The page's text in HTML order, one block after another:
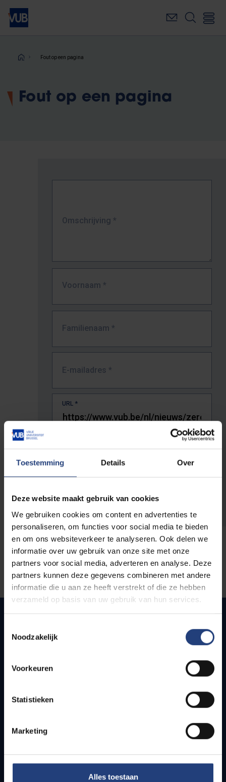
Toestemming Details Over
Deze website maakt gebruik van cookies
We gebruiken cookies om content en advertenties te
personaliseren, om functies voor social media te bieden
en om ons websiteverkeer te analyseren. Ook delen we
informatie over uw gebruik van onze site met onze
partners voor social media, adverteren en analyse. Deze
partners kunnen deze gegevens combineren met andere
informatie die u aan ze heeft verstrekt of die ze hebben
verzameld op basis van uw gebruik van hun services.
Noodzakelijk
Voorkeuren
Statistieken
Marketing
Alles toestaan
Overslaan
naar
inhoudKruimelpad
Fout op een pagina
Fout op een pagina
Omschrijving *
Voornaam *
Familienaam *
E-mailadres *
URL *
De volledige URL van de pagina waar je de fout zag.
Snel naar
Bereikbaarheid